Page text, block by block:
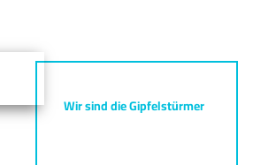
Wir sind die Gipfelstürmer